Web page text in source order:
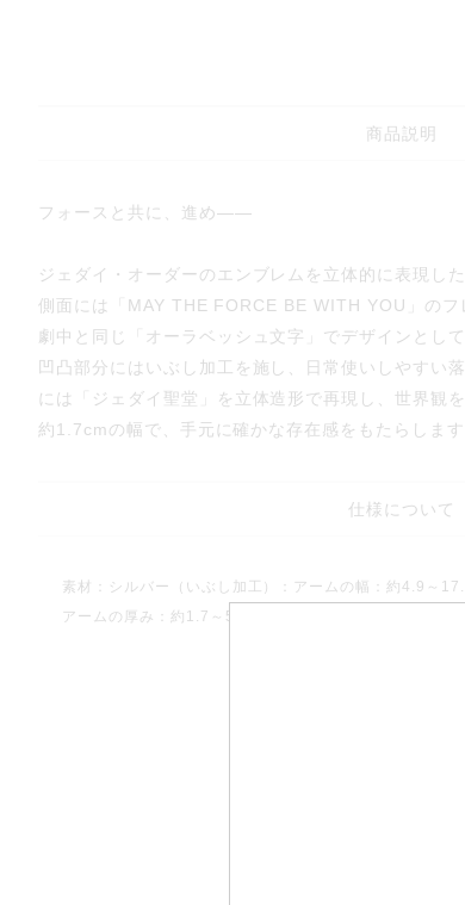
商品説明
フォースと共に、進め――
ジェダイ・オーダーのエンブレムを立体的に表現し
側面には「MAY THE FORCE BE WITH YOU」のフ
劇中と同じ「オーラベッシュ文字」でデザインとし
凹凸部分にはいぶし加工を施し、日常使いしやすい
には「ジェダイ聖堂」を立体造形で再現し、世界観
約1.7cmの幅で、手元に確かな存在感をもたらします
仕様について
素材：シルバー（いぶし加工）：アームの幅：約4.9～
アームの厚み：約1.7～5.2mm：